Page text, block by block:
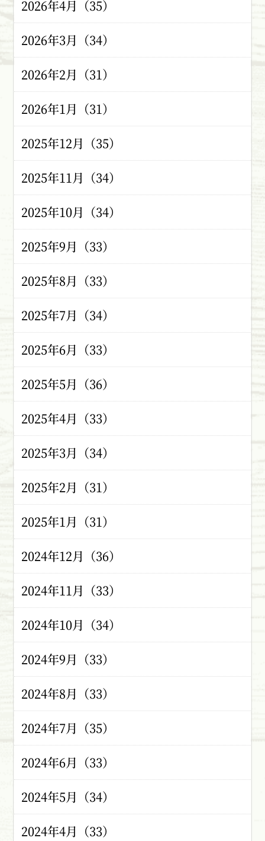
2026年4月（35）
2026年3月（34）
2026年2月（31）
2026年1月（31）
2025年12月（35）
2025年11月（34）
2025年10月（34）
2025年9月（33）
2025年8月（33）
2025年7月（34）
2025年6月（33）
2025年5月（36）
2025年4月（33）
2025年3月（34）
2025年2月（31）
2025年1月（31）
2024年12月（36）
2024年11月（33）
2024年10月（34）
2024年9月（33）
2024年8月（33）
2024年7月（35）
2024年6月（33）
2024年5月（34）
2024年4月（33）